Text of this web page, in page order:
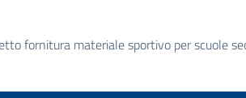
fornitura materiale sportivo per scuole